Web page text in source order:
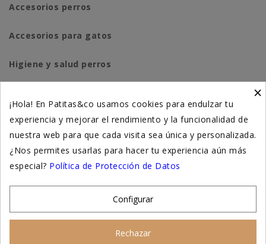
Accesorios perros
Accesorios para gatos
Higiene y salud perros
Suplementación natural
Otros
×
¡Hola! En Patitas&co usamos cookies para endulzar tu
experiencia y mejorar el rendimiento y la funcionalidad de
nuestra web para que cada visita sea única y personalizada.
¿Nos permites usarlas para hacer tu experiencia aún más
especial? Política de Protección de Datos
Configurar
Rechazar